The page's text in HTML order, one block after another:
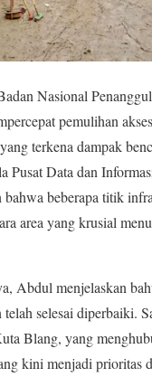
Nasional
pemulihan
terkena dampak
Pusat Data dan
beberapa titik
area yang krusial
Abdul menjelaskan
selesai diperbaiki.
Blang, yang
kini menjadi prioritas